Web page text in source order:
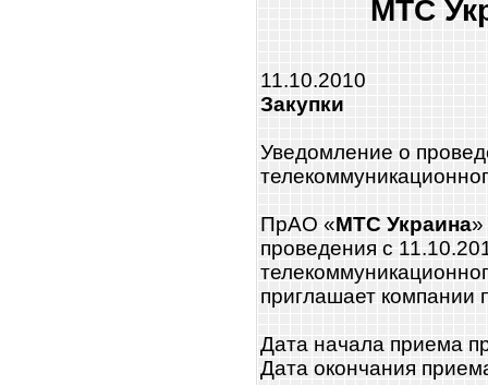
МТС
11.10.2010
Закупки
Уведомление о
ПрАО «МТС Украина»
проведения с
приглашает компании
Дата начала приема
Дата окончания